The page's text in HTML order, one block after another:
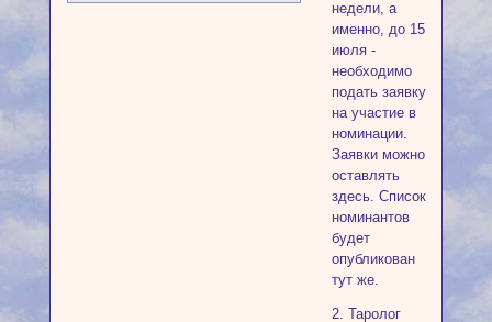
недели, а
именно, до 15
июля -
необходимо
подать заявку
на участие в
номинации.
Заявки можно
оставлять
здесь. Список
номинантов
будет
опубликован
тут же.
2. Таролог